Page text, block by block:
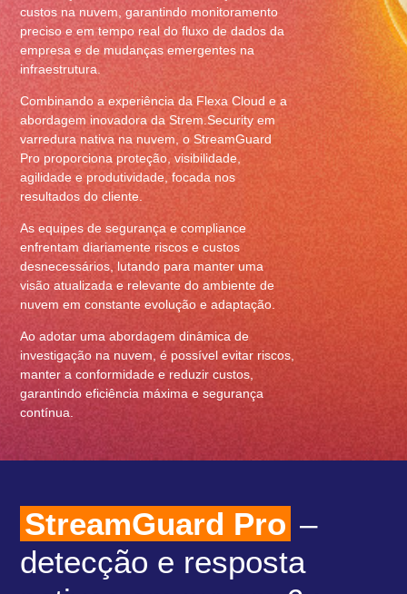
custos na nuvem, garantindo monitoramento
preciso e em tempo real do fluxo de dados da
empresa e de mudanças emergentes na
infraestrutura.
Combinando a experiência da Flexa Cloud e a
abordagem inovadora da Strem.Security em
varredura nativa na nuvem, o StreamGuard
Pro proporciona proteção, visibilidade,
agilidade e produtividade, focada nos
resultados do cliente.
As equipes de segurança e compliance
enfrentam diariamente riscos e custos
desnecessários, lutando para manter uma
visão atualizada e relevante do ambiente de
nuvem em constante evolução e adaptação.
Ao adotar uma abordagem dinâmica de
investigação na nuvem, é possível evitar riscos,
manter a conformidade e reduzir custos,
garantindo eficiência máxima e segurança
contínua.
StreamGuard Pro –
detecção e resposta